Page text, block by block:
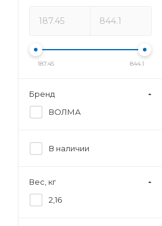
187.45 844.1
Бренд
ВОЛМА
В наличии
Вес, кг
2,16